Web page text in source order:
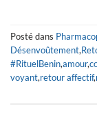
Posté dans
Désenvoûtement,
#RituelBenin,amour,
voyant,retour affectif,